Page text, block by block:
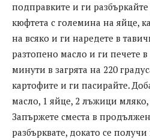
подправките и ги
кюфтета с големина на яйце,
на всяко и ги наредете в
разтопено масло и ги печете
минути в загрята на 220
картофите и ги пасирайте.
масло, 1 яйце, 2 лъжици
Запържете сместа в
разбърквате, докато се